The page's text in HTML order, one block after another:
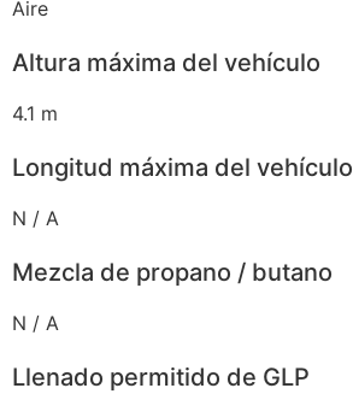
Aire
Altura máxima del vehículo
4.1 m
Longitud máxima del vehículo
N / A
Mezcla de propano / butano
N / A
Llenado permitido de GLP